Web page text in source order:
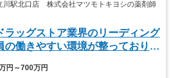
川駅北口店 株式会社マツモトキヨシの薬剤師
ラッグストア業界のリーディング
の働きやすい環境が整っておりま
円～700万円